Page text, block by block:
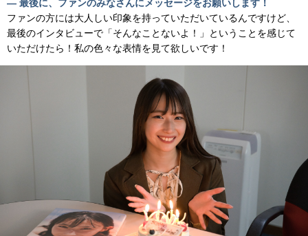
― 最後に、ファンのみなさんにメッセージをお願いします！
ファンの方には大人しい印象を持っていただいているんですけど、
最後のインタビューで「そんなことないよ！」ということを感じて
いただけたら！私の色々な表情を見て欲しいです！